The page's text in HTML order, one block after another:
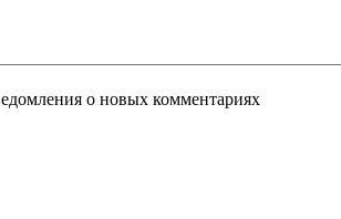
о новых комментариях